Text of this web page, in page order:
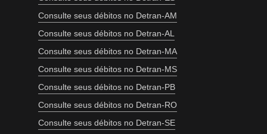
Consulte seus débitos no Detran-AM
Consulte seus débitos no Detran-AL
Consulte seus débitos no Detran-MA
Consulte seus débitos no Detran-MS
Consulte seus débitos no Detran-PB
Consulte seus débitos no Detran-RO
Consulte seus débitos no Detran-SE